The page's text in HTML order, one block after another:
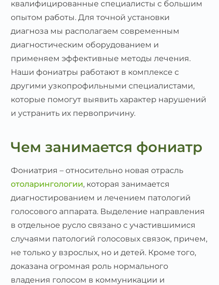
квалифицированные специалисты с большим
опытом работы. Для точной установки
диагноза мы располагаем современным
диагностическим оборудованием и
применяем эффективные методы лечения.
Наши фониатры работают в комплексе с
другими узкопрофильными специалистами,
которые помогут выявить характер нарушений
и устранить их первопричину.
Чем занимается фониатр
Фониатрия – относительно новая отрасль
отоларингологии, которая занимается
диагностированием и лечением патологий
голосового аппарата. Выделение направления
в отдельное русло связано с участившимися
случаями патологий голосовых связок, причем,
не только у взрослых, но и детей. Кроме того,
доказана огромная роль нормального
владения голосом в коммуникации и